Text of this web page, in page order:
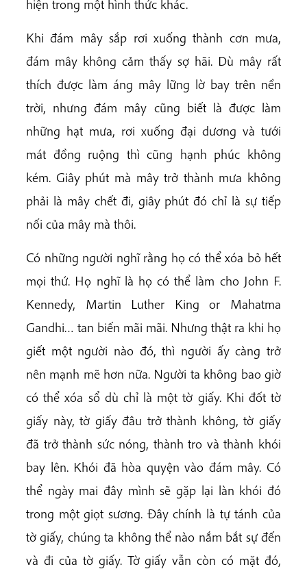
hiện trong một hình thức khác.
Khi đám mây sắp rơi xuống thành cơn mưa,
đám mây không cảm thấy sợ hãi. Dù mây rất
thích được làm áng mây lững lờ bay trên nền
trời, nhưng đám mây cũng biết là được làm
những hạt mưa, rơi xuống đại dương và tưới
mát đồng ruộng thì cũng hạnh phúc không
kém. Giây phút mà mây trở thành mưa không
phải là mây chết đi, giây phút đó chỉ là sự tiếp
nối của mây mà thôi.
Có những người nghĩ rằng họ có thể xóa bỏ hết
mọi thứ. Họ nghĩ là họ có thể làm cho John F.
Kennedy, Martin Luther King or Mahatma
Gandhi… tan biến mãi mãi. Nhưng thật ra khi họ
giết một người nào đó, thì người ấy càng trở
nên mạnh mẽ hơn nữa. Người ta không bao giờ
có thể xóa sổ dù chỉ là một tờ giấy. Khi đốt tờ
giấy này, tờ giấy đâu trở thành không, tờ giấy
đã trở thành sức nóng, thành tro và thành khói
bay lên. Khói đã hòa quyện vào đám mây. Có
thể ngày mai đây mình sẽ gặp lại làn khói đó
trong một giọt sương. Đây chính là tự tánh của
tờ giấy, chúng ta không thể nào nắm bắt sự đến
và đi của tờ giấy. Tờ giấy vẫn còn có mặt đó,